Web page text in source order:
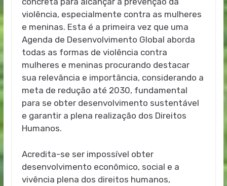
violência, especialmente contra as mulheres
e meninas. Esta é a primeira vez que uma
Agenda de Desenvolvimento Global aborda
todas as formas de violência contra
mulheres e meninas procurando destacar
sua relevância e importância, considerando a
meta de redução até 2030, fundamental
para se obter desenvolvimento sustentável
e garantir a plena realização dos Direitos
Humanos.
Acredita-se ser impossível obter
desenvolvimento econômico, social e a
vivência plena dos direitos humanos,